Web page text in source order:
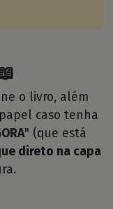
o livro, além
caso tenha
" (que está
direto na capa